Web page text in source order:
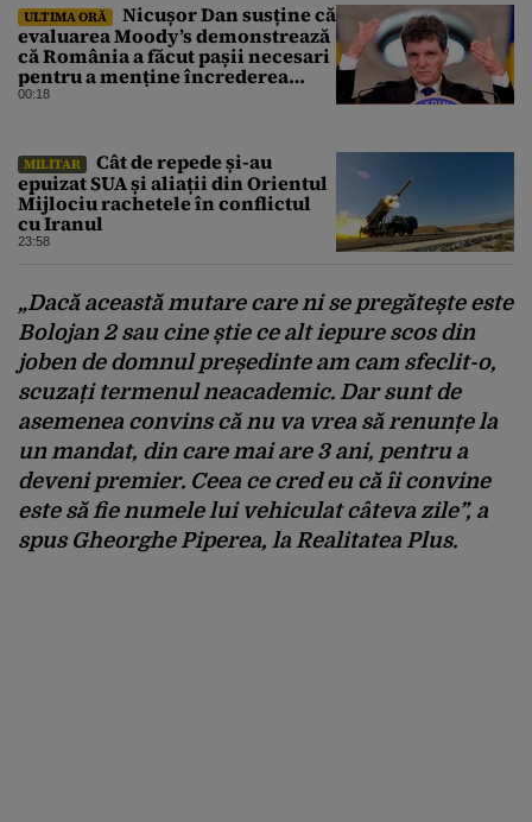
ULTIMA ORĂ
Nicușor Dan susține că
evaluarea Moody’s demonstrează
că România a făcut pașii necesari
pentru a menține încrederea
investitorilor: „Totuși,
00:18
MILITAR
Cât de repede și-au
epuizat SUA și aliații din Orientul
Mijlociu rachetele în conflictul
cu Iranul
23:58
„Dacă această mutare care ni se pregătește este
Bolojan 2 sau cine știe ce alt iepure scos din
joben de domnul președinte am cam sfeclit-o,
scuzați termenul neacademic. Dar sunt de
asemenea convins că nu va vrea să renunțe la
un mandat, din care mai are 3 ani, pentru a
deveni premier. Ceea ce cred eu că îi convine
este să fie numele lui vehiculat câteva zile”, a
spus Gheorghe Piperea, la Realitatea Plus.